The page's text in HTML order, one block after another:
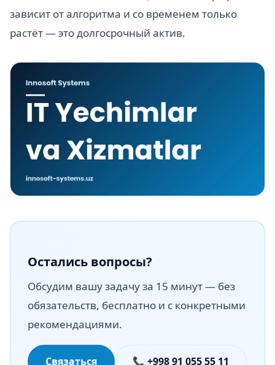
зависит от алгоритма и со временем только
растёт — это долгосрочный актив.
Остались вопросы?
Обсудим вашу задачу за 15 минут — без
обязательств, бесплатно и с конкретными
рекомендациями.
Связаться 📞 +998 91 055 55 11